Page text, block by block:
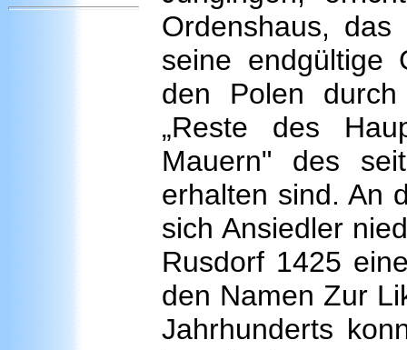
Ordenshaus,
seine endgültige
den Polen
„Reste des
Mauern" des
erhalten sind. An
sich Ansiedler
Rusdorf 1425
den Namen Zur
Jahrhunderts